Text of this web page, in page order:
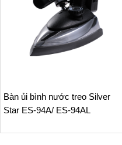
Bàn ủi bình nước treo Silver
Star ES-94A/ ES-94AL